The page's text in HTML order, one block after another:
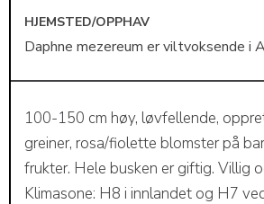
HJEMSTED/OPPHAV
Daphne mezereum er viltvoksende i
100-150 cm høy, løvfellende,
greiner, rosa/fiolette blomster på
frukter. Hele busken er giftig. Villig
Klimasone: H8 i innlandet og H7